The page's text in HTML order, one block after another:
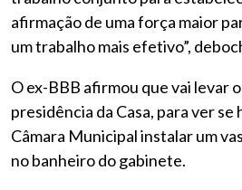
afirmação de uma força maior
um trabalho mais efetivo”,
O ex-BBB afirmou que vai levar
presidência da Casa, para ver se
Câmara Municipal instalar um
no banheiro do gabinete.